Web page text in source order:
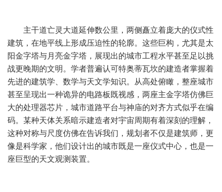
主干道亡灵大道延伸数公里，两侧矗立着庞大的仪式性
建筑，在地平线上形成压迫性的轮廓。这些巨构，尤其是太
阳金字塔与月亮金字塔，展现出的城市工程水平甚至足以挑
战更晚期的文明。学者普遍认可特奥蒂瓦坎的建造者掌握着
先进的建筑学、数学与天文学知识。从高处俯瞰，整座城市
甚至呈现出一种诡异的电路板既视感，两座主金字塔仿佛巨
大的处理器芯片，城市道路平台与神庙的对齐方式似乎在编
码。某种天体关系暗示建造者对宇宙周期有着深刻的理解，
这种对称与尺度仿佛在告诉我们，规划者不仅是建筑师，更
像是科学家，他们设计出的城市既是一座仪式中心，也是一
座巨型的天文观测装置。